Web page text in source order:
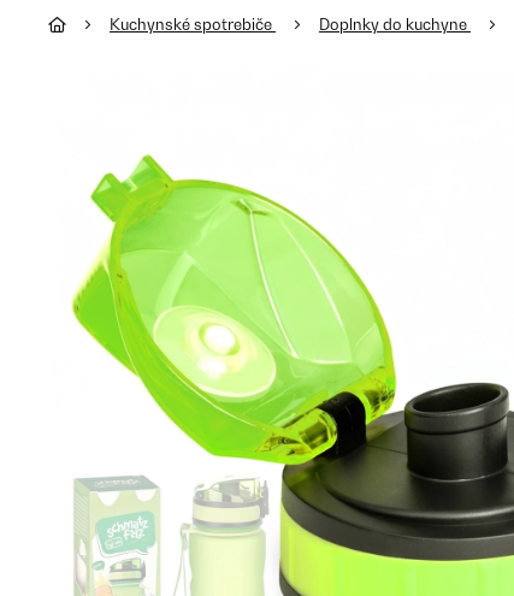
Kuchynské spotrebiče Doplnky do kuchyne